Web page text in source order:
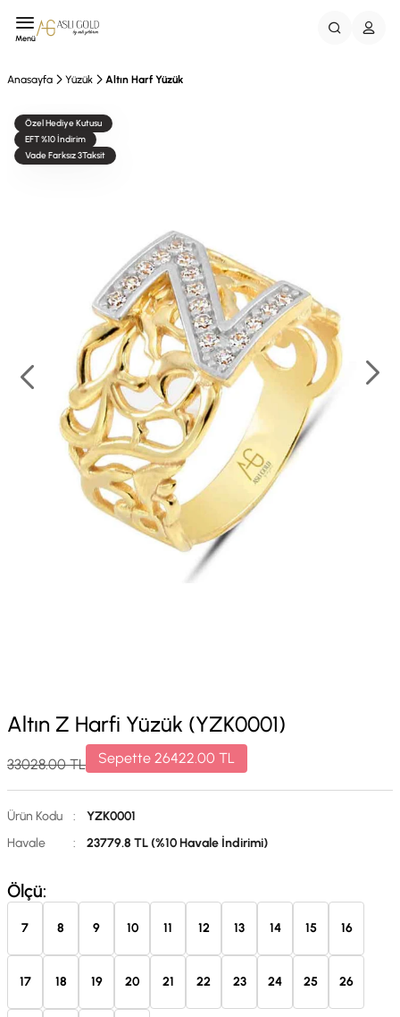
Menü
Anasayfa Yüzük Altın Harf Yüzük
Özel Hediye Kutusu
EFT %10 İndirim
Vade Farksız 3Taksit
Altın Z Harfi Yüzük (YZK0001)
33028.00TL Sepette 26422.00 TL
Ürün Kodu :
YZK0001
Havale
: 23779.8 TL (%10 Havale İndirimi)
Ölçü:
7 8 9 10 11 12 13 14 15 16
17 18 19 20 21 22 23 24 25 26